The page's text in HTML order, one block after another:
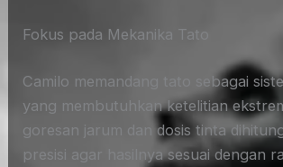
Fokus pada Mekanika Tato
Camilo memandang tato sebagai
yang membutuhkan ketelitian
goresan jarum dan dosis tinta
presisi agar hasilnya sesuai dengan